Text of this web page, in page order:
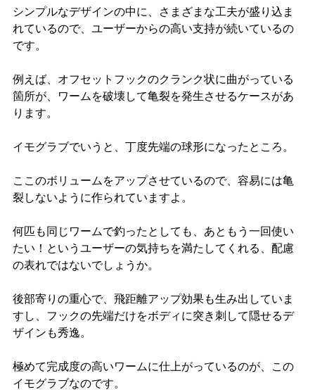
シンプルなデザインの中に、さまざまな工夫が盛り込ま
れているので、ユーザーからの高い支持が続いているの
です。
例えば、オフセットフックのクランク状に曲がっている
箇所が、ワームを破壊して亀裂を発生させるケースがあ
ります。
イモグラブでいうと、丁度先端の球形になったところ。
ここのボリュームをアップさせているので、容易には亀
裂しないように作られていますよ。
何匹も同じワームで釣ったとしても、あともう一回使い
たい！というユーザーの気持ちを満たしてくれる、配慮
の表れではないでしょうか。
後部寄りの重心で、飛距離アップ効果も生み出していま
すし、フックの先端だけをボディに突き刺して隠せるデ
ザインも秀逸。
極めて完成度の高いワームに仕上がっているのが、この
イモグラブなのです。